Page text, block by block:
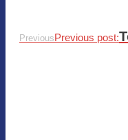
PreviousPrevious post: